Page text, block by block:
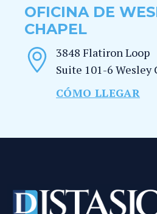
OFICINA DE
CHAPEL
3848 Flatiron Loop
Suite 101-6 Wesley
CÓMO LLEGAR